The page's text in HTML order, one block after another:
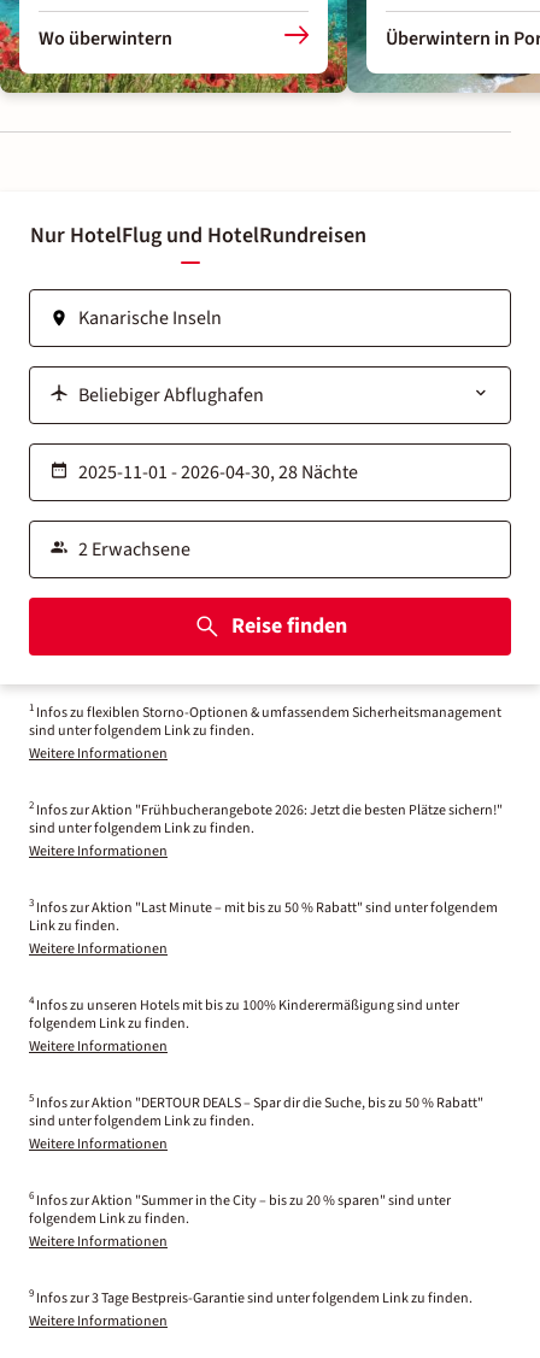
Wo überwintern Überwintern in
Nur HotelFlug und HotelRundreisen
Reise finden
1 Infos zu flexiblen Storno-Optionen & umfassendem Sicherheitsmanagement
sind unter folgendem Link zu finden.
Weitere Informationen
2 Infos zur Aktion "Frühbucherangebote 2026: Jetzt die besten Plätze sichern!"
sind unter folgendem Link zu finden.
Weitere Informationen
3 Infos zur Aktion "Last Minute – mit bis zu 50 % Rabatt" sind unter folgendem
Link zu finden.
Weitere Informationen
4 Infos zu unseren Hotels mit bis zu 100% Kinderermäßigung sind unter
folgendem Link zu finden.
Weitere Informationen
5 Infos zur Aktion "DERTOUR DEALS – Spar dir die Suche, bis zu 50 % Rabatt"
sind unter folgendem Link zu finden.
Weitere Informationen
6 Infos zur Aktion "Summer in the City – bis zu 20 % sparen" sind unter
folgendem Link zu finden.
Weitere Informationen
9 Infos zur 3 Tage Bestpreis-Garantie sind unter folgendem Link zu finden.
Weitere Informationen